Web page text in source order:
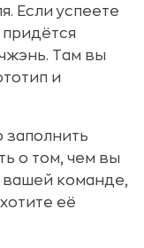
Если успеете
Там вы
и
заполнить
о том, чем вы
вашей команде,
её